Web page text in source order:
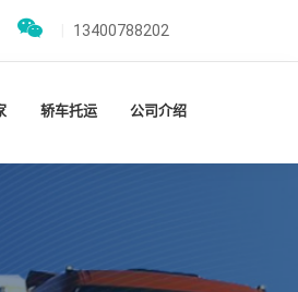
13400788202
轿车托运 公司介绍